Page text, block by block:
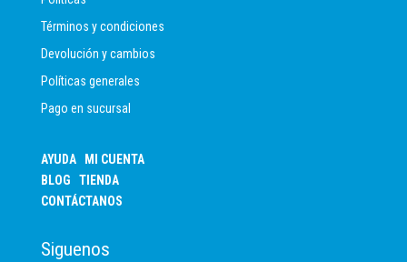
Términos y condiciones
Devolución y cambios
Políticas generales
Pago en sucursal
AYUDA
MI CUENTA
BLOG
TIENDA
CONTÁCTANOS
Siguenos